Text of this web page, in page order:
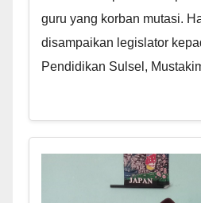
guru yang korban mutasi.
disampaikan legislator
Pendidikan Sulsel,